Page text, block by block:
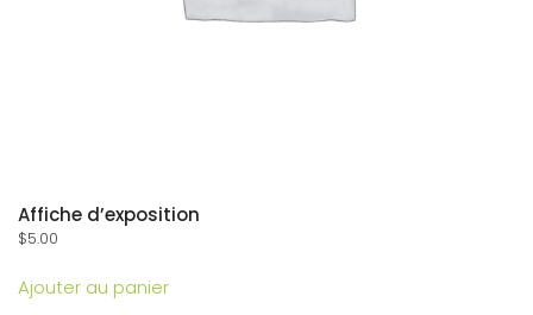
Affiche d’exposition
$5.00
Ajouter au panier